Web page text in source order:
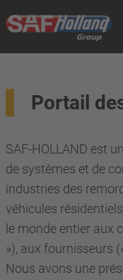
Portail
SAF-HOLLAND est
de systèmes et de
industries des
véhicules
le monde entier aux
»), aux fournisseurs
Nous avons une